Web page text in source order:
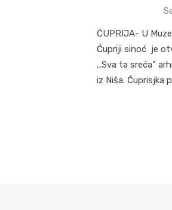
ĆUPRIJA- U
Ćupriji sinoć je
,,Sva ta sreća”
iz Niša. Ćuprisjka